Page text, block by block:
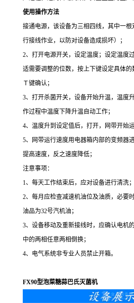
使用操作方法
接通电源，该设备为三相四线，其中一
行接线作业，以防对设备造成损坏）；
2、打开电源开关，设定温度；设定温度
适需要调整的位数，按上下键设定具体
Ｔ键确认；
3、打开杀菌开关，设备开始升温，温度
作过程中温度下降升温自动工作；
4、温度升到设定值后，打开，网带开始
5、网带运行速度用电器箱内部的变频器
提高速度，反之速度降低；
注意事项：
1、每天工作结束后，应对设备进行清洗；
2、每月应检查减速机油位及油质，必要
油品为32号汽机油；
3、设备移动及重新接线时，应确认电机
中的两相任意两相倒换；
4、电气系统非专业人员禁止开箱。
FX90型泡菜糖蒜巴氏灭菌机